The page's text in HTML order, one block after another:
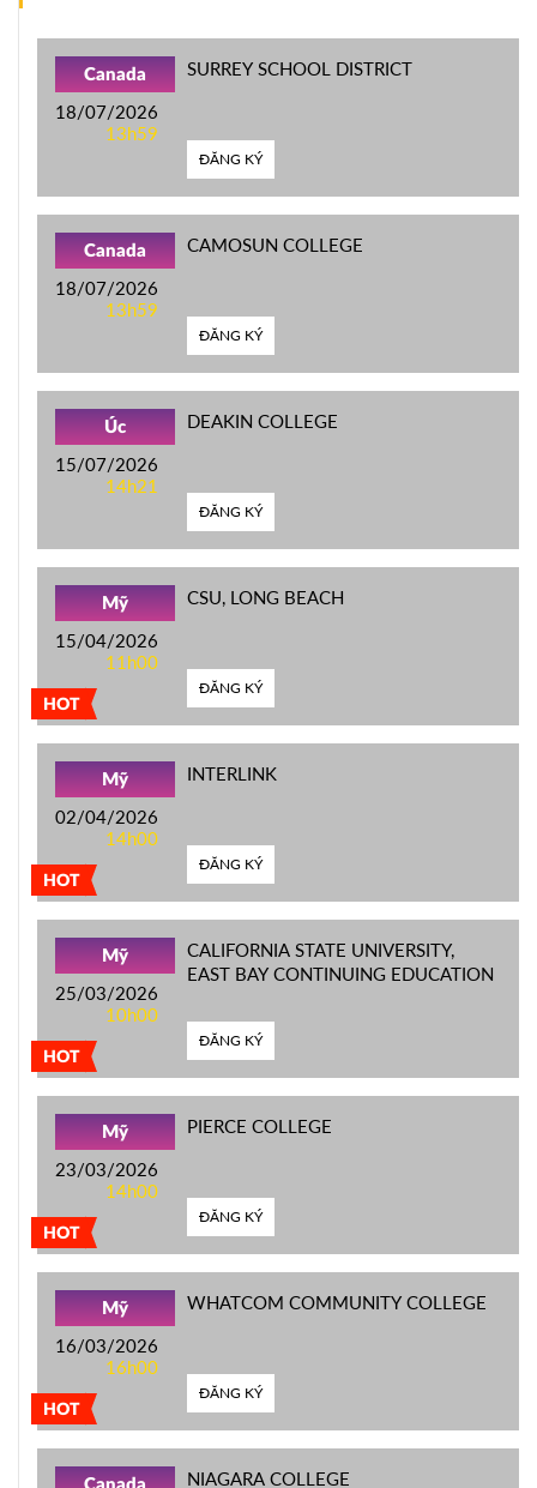
Canada
18/07/2026
13h59
SURREY SCHOOL DISTRICT
ĐĂNG KÝ
Canada
18/07/2026
13h59
CAMOSUN COLLEGE
ĐĂNG KÝ
Úc
15/07/2026
14h21
DEAKIN COLLEGE
ĐĂNG KÝ
HOT
Mỹ
15/04/2026
11h00
CSU, LONG BEACH
ĐĂNG KÝ
HOT
Mỹ
02/04/2026
14h00
INTERLINK
ĐĂNG KÝ
HOT
Mỹ
25/03/2026
10h00
CALIFORNIA STATE UNIVERSITY,
EAST BAY CONTINUING EDUCATION
ĐĂNG KÝ
HOT
Mỹ
23/03/2026
14h00
PIERCE COLLEGE
ĐĂNG KÝ
HOT
Mỹ
16/03/2026
16h00
WHATCOM COMMUNITY COLLEGE
ĐĂNG KÝ
NIAGARA COLLEGE